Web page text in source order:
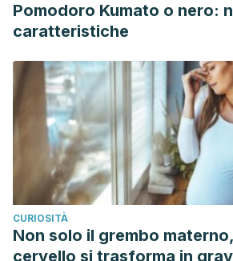
Pomodoro Kumato o nero:
caratteristiche
CURIOSITÀ
Non solo il grembo
cervello si trasforma in